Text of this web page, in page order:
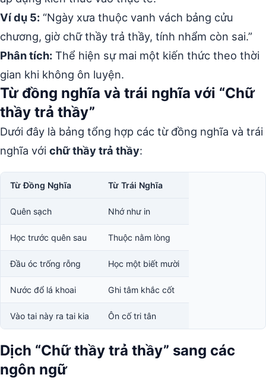
Ví dụ 5: “Ngày xưa thuộc vanh vách bảng cửu
chương, giờ chữ thầy trả thầy, tính nhẩm còn sai.”
Phân tích: Thể hiện sự mai một kiến thức theo thời
gian khi không ôn luyện.
Từ đồng nghĩa và trái nghĩa với “Chữ
thầy trả thầy”
Dưới đây là bảng tổng hợp các từ đồng nghĩa và trái
nghĩa với chữ thầy trả thầy:
Từ Đồng Nghĩa Từ Trái Nghĩa
Quên sạch Nhớ như in
Học trước quên sau Thuộc nằm lòng
Đầu óc trống rỗng Học một biết mười
Nước đổ lá khoai Ghi tâm khắc cốt
Vào tai này ra tai kia Ôn cố tri tân
Dịch “Chữ thầy trả thầy” sang các
ngôn ngữ